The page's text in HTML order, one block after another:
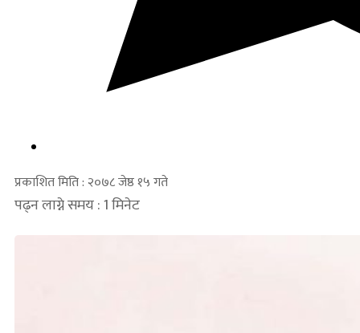
प्रकाशित मिति : २०७८ जेष्ठ १५ गते
पढ्न लाग्ने समय : 1 मिनेट